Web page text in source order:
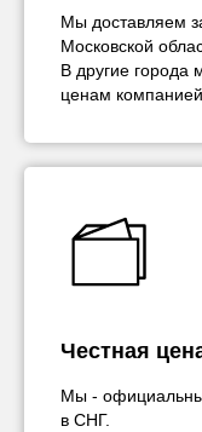
Мы доставляем
Московской
В другие
ценам
Честная
Мы -
в СНГ.